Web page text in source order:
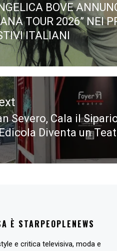
BOVE
TOUR 2026” NEI
ITALIANI
Severo, Cala il
Diventa un
È STARPEOPLENEWS
e critica televisiva, moda e